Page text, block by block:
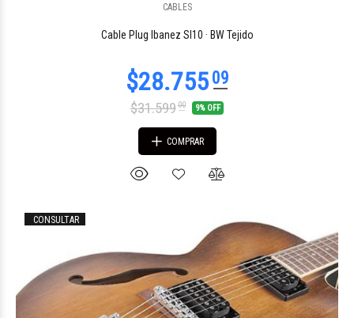
CABLES
Cable Plug Ibanez SI10 · BW Tejido
$31.59900 9% OFF
COMPRAR
CONSULTAR
$2.935.02300